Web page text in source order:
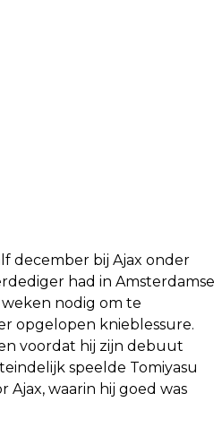
december bij Ajax onder
had in Amsterdamse
nodig om te
opgelopen knieblessure.
voordat hij zijn debuut
speelde Tomiyasu
Ajax, waarin hij goed was